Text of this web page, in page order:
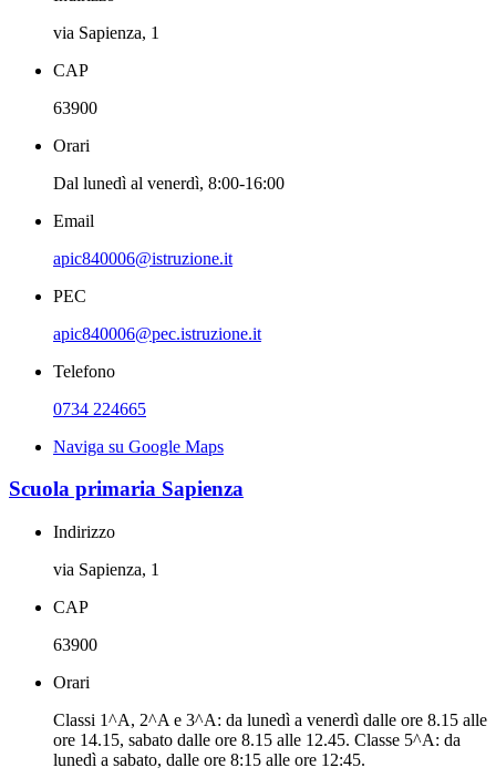
via Sapienza, 1
CAP
63900
Orari
Dal lunedì al venerdì, 8:00-16:00
Email
apic840006@istruzione.it
PEC
apic840006@pec.istruzione.it
Telefono
0734 224665
Naviga su Google Maps
Scuola primaria Sapienza
Indirizzo
via Sapienza, 1
CAP
63900
Orari
Classi 1^A, 2^A e 3^A: da lunedì a venerdì dalle ore 8.15 alle
ore 14.15, sabato dalle ore 8.15 alle 12.45. Classe 5^A: da
lunedì a sabato, dalle ore 8:15 alle ore 12:45.